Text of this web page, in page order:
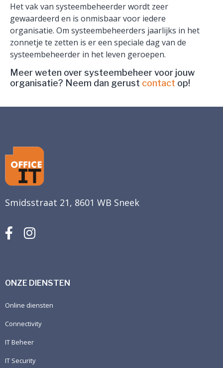
Het vak van systeembeheerder wordt zeer
gewaardeerd en is onmisbaar voor iedere
organisatie. Om systeembeheerders jaarlijks in het
zonnetje te zetten is er een speciale dag van de
systeembeheerder in het leven geroepen.
Meer weten over systeembeheer voor jouw
organisatie? Neem dan gerust contact op!
Smidsstraat 21, 8601 WB Sneek
ONZE DIENSTEN
Online diensten
Connectivity
IT Beheer
IT Security